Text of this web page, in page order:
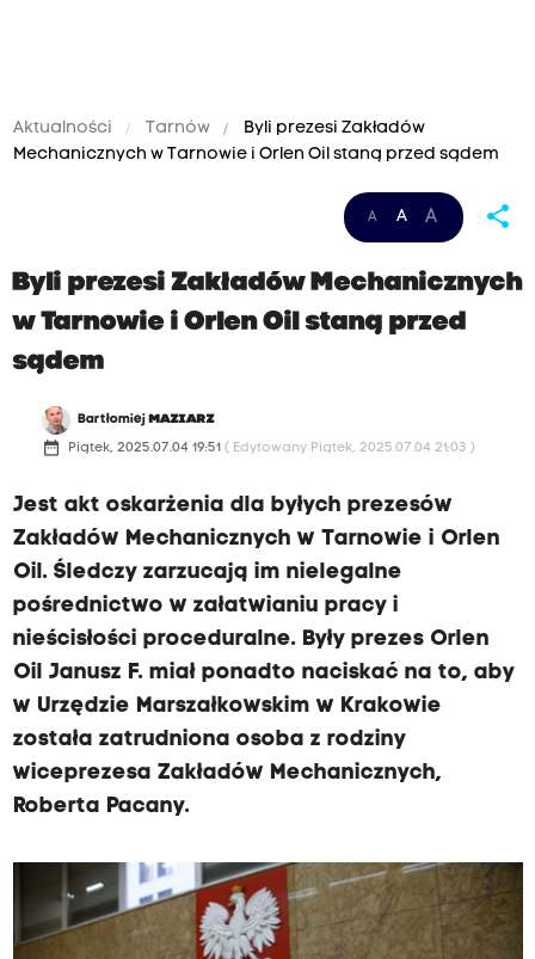
Aktualności Tarnów
Byli prezesi Zakładów
Mechanicznych w Tarnowie i Orlen Oil staną przed sądem
A A A share
Byli prezesi Zakładów Mechanicznych
w Tarnowie i Orlen Oil staną przed
sądem
Bartłomiej MAZIARZ
date_range Piątek, 2025.07.04 19:51 ( Edytowany Piątek, 2025.07.04 21:03 )
Jest akt oskarżenia dla byłych prezesów
Zakładów Mechanicznych w Tarnowie i Orlen
Oil. Śledczy zarzucają im nielegalne
pośrednictwo w załatwianiu pracy i
nieścisłości proceduralne. Były prezes Orlen
Oil Janusz F. miał ponadto naciskać na to, aby
w Urzędzie Marszałkowskim w Krakowie
została zatrudniona osoba z rodziny
wiceprezesa Zakładów Mechanicznych,
Roberta Pacany.